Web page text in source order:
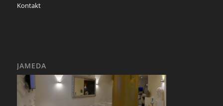
Kontakt
JAMEDA